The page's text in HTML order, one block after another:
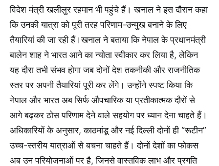
विदेश मंत्री खलीलुर रहमान भी पहुंचे हैं। खनाल ने इस दौरान कहा
कि उनकी यात्रा को पूरी तरह परिणाम-उन्मुख बनाने के लिए
तैयारियां की जा रही हैं।खनाल ने बताया कि नेपाल के प्रधानमंत्री
बालेन शाह ने भारत आने का न्योता स्वीकार कर लिया है, लेकिन
यह दौरा तभी संभव होगा जब दोनों देश तकनीकी और राजनीतिक
स्तर पर अपनी तैयारियां पूरी कर लेंगे। उन्होंने स्पष्ट किया कि
नेपाल और भारत अब सिर्फ औपचारिक या प्रतीकात्मक दौरों से
आगे बढ़कर ठोस परिणाम देने वाले सहयोग पर ध्यान देना चाहते हैं।
अधिकारियों के अनुसार, काठमांडू और नई दिल्ली दोनों ही “रूटीन”
उच्च-स्तरीय यात्राओं से बचना चाहते हैं। दोनों देशों का फोकस
अब उन परियोजनाओं पर है, जिनसे वास्तविक लाभ और प्रगति